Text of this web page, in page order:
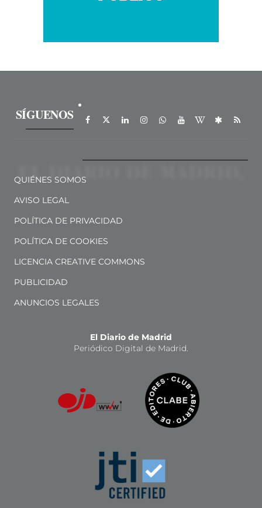
SÍGUENOS
QUIÉNES SOMOS
AVISO LEGAL
POLÍTICA DE PRIVACIDAD
POLÍTICA DE COOKIES
LICENCIA CREATIVE COMMONS
PUBLICIDAD
ANUNCIOS LEGALES
El Diario de Madrid
Periódico Digital de Madrid.